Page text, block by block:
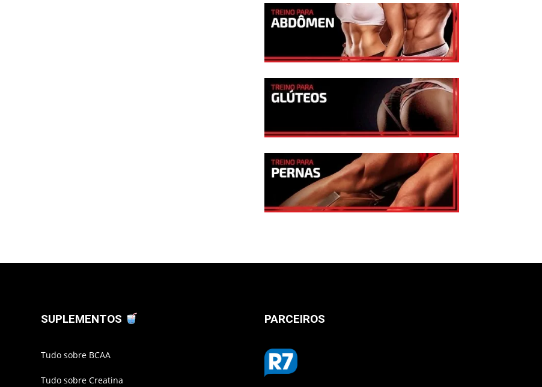
SUPLEMENTOS
Tudo sobre BCAA
Tudo sobre Creatina
PARCEIROS